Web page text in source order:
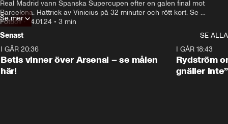
Real Madrid vann Spanska Supercupen efter en galen final mot
Barcelona. Hattrick av Vinicius på 32 minuter och rött kort. Se
höjdpunkterna här-.
Fotboll•14.01.24 • 3 min
Se mer
Senast
SE ALLA
I GÅR 20:36
Betis vinner över Arsenal – se målen
här!
I GÅR 18:43
Rydström
gnäller inte”